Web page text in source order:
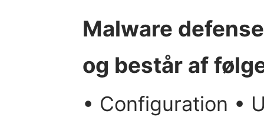
Malware
og består af
• Configuration •